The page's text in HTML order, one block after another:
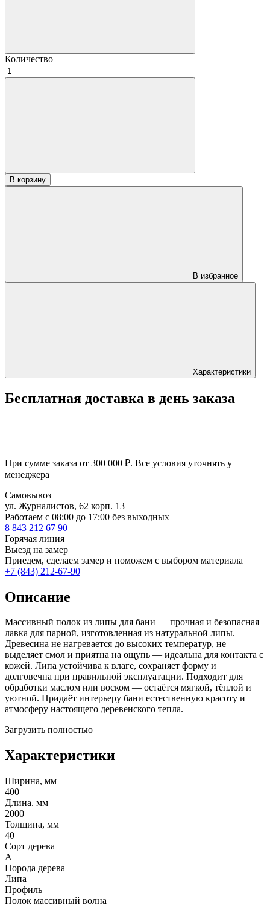
Количество
Количество
товара
В корзину
В избранное
Характеристики
Бесплатная доставка в день заказа
При сумме заказа от 300 000 ₽. Все условия уточнять у
менеджера
Самовывоз
ул. Журналистов, 62 корп. 13
Работаем c 08:00 до 17:00 без выходных
8 843 212 67 90
Горячая линия
Выезд на замер
Приедем, сделаем замер и поможем с выбором материала
+7 (843) 212-67-90
Описание
Массивный полок из липы для бани — прочная и безопасная
лавка для парной, изготовленная из натуральной липы.
Древесина не нагревается до высоких температур, не
выделяет смол и приятна на ощупь — идеальна для контакта с
кожей. Липа устойчива к влаге, сохраняет форму и
долговечна при правильной эксплуатации. Подходит для
обработки маслом или воском — остаётся мягкой, тёплой и
уютной. Придаёт интерьеру бани естественную красоту и
атмосферу настоящего деревенского тепла.
Загрузить полностью
Характеристики
Ширина, мм
400
Длина. мм
2000
Толщина, мм
40
Сорт дерева
А
Порода дерева
Липа
Профиль
Полок массивный волна